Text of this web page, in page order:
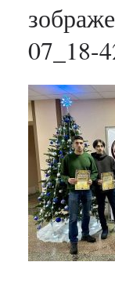
07_18-